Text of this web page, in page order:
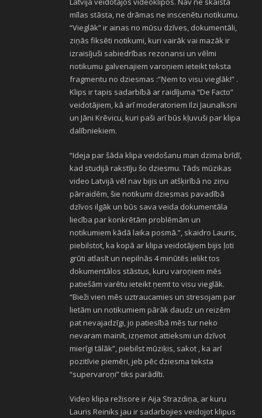
mīlas stāsta, ne drāmas ne inscenētu notikumu.
“Vieglāk” ir ainas no mūsu dzīves, dokumentāli,
ziņās fiksēti notikumi, kuri vairāk vai mazāk ir
izraisījuši sabiedrības rezonansi un vēlmi
notikumu galvenajiem varoņiem ieteikt teksta
fragmentu no dziesmas :”Ņem to visu vieglāk!” .
Klips ir tapis sadarbībā ar raidījuma “De Facto”
veidotājiem, kā arī moderatoriem Ilzi Jaunalksni
un Jāni Krēvicu, kuri paši arī būs kļuvuši par klipa
dalībniekiem.
“Ideja par šāda klipa veidošanu man dzima brīdī,
kad studijā rakstīju šo dziesmu. Tāds mūzikas
video Latvijā vēl nav bijis un atšķirībā no ziņu
pārraidēm, šie notikumi dziesmas pavadībā
dzīvos ilgāk un būs sava veida dokumentāla
liecība par konkrētām problēmām un
notikumiem kādā laika posmā.”, skaidro Lauris,
piebilstot, ka kopā ar klipa veidotājiem bijis ļoti
grūti atlasīt un nepilnās 4 minūtēs ielikt tos
dokumentālos stāstus, kuru varoņiem mēs
patiešām varētu ieteikt ņemt to visu vieglāk.
“Bieži vien mēs uztraucamies un stresojam par
lietām un notikumiem pārāk daudz un reizēm
pat nevajadzīgi, jo patiesībā mēs tur neko
nevaram mainīt, izņemot attieksmi un dzīvot
mierīgi tālāk”, piebilst mūziķis, sakot , ka arī
pozitīvie piemēri, jeb pēc dziesma teksta
“supervaroņi” tiks parādīti.
Video klipa režisore ir Aija Strazdiņa, ar kuru
Lauris Reiniks jau ir sadarbojies veidojot klipus